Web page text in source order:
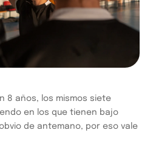
8 años, los mismos siete
en los que tienen bajo
de antemano, por eso vale